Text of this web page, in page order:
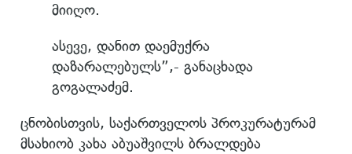
მიიღო.
ასევე, დანით დაემუქრა
დაზარალებულს”,- განაცხადა
გოგალაძემ.
ცნობისთვის, საქართველოს პროკურატურამ
მსახიობ კახა აბუაშვილს ბრალდება